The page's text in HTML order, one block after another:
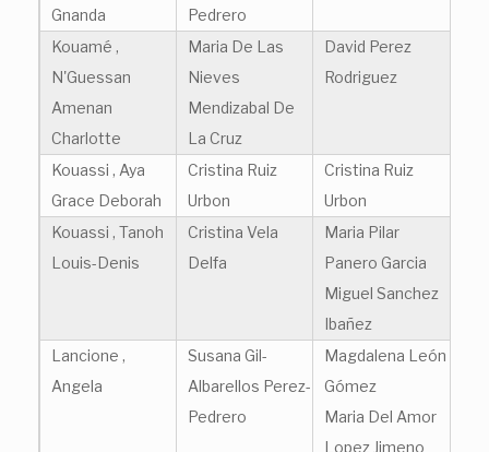
Gnanda
Pedrero
Kouamé ,
N'Guessan
Amenan
Charlotte
Maria De Las
Nieves
Mendizabal De
La Cruz
David Perez
Rodriguez
Kouassi , Aya
Grace Deborah
Cristina Ruiz
Urbon
Cristina Ruiz
Urbon
Kouassi , Tanoh
Louis-Denis
Cristina Vela
Delfa
Maria Pilar
Panero Garcia
Miguel Sanchez
Ibañez
Lancione ,
Angela
Susana Gil-
Albarellos Perez-
Pedrero
Magdalena León
Gómez
Maria Del Amor
Lopez Jimeno